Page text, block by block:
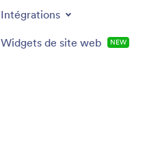
Intégrations
Widgets de site web NEW